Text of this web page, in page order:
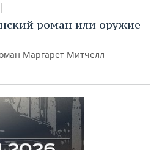
роман или оружие
Маргарет Митчелл